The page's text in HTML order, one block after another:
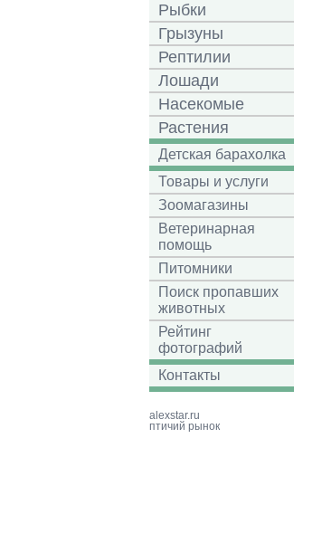
Рыбки
Грызуны
Рептилии
Лошади
Насекомые
Растения
Детская барахолка
Товары и услуги
Зоомагазины
Ветеринарная
помощь
Питомники
Поиск пропавших
животных
Рейтинг
фотографий
Контакты
alexstar.ru
птичий рынок